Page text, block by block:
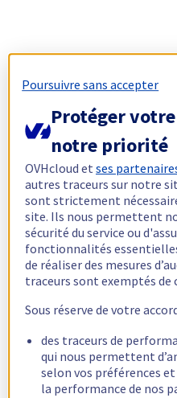
Poursuivre sans accepter
Protéger
notre priorité
OVHcloud etses
autres traceurs sur notre
sont strictement
site. Ils nous permettent
sécurité du service ou
fonctionnalités
de réaliser des mesures
traceurs sont exemptés de
Sous réserve de votre
des traceurs de
qui nous permettent
selon vos préférences
la performance de nos